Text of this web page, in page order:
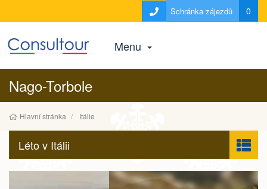
Schránka zájezdů 0
Menu
Nago-Torbole
Hlavní stránka Itálie
Léto v Itálii